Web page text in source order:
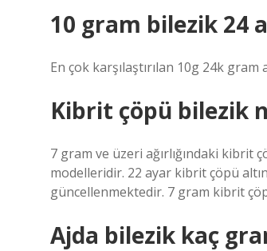
10 gram bilezik 24
En çok karşılaştırılan 10g 24k gram
Kibrit çöpü bilezik
7 gram ve üzeri ağırlığındaki kibrit
modelleridir. 22 ayar kibrit çöpü
güncellenmektedir. 7 gram kibrit
Ajda bilezik kaç